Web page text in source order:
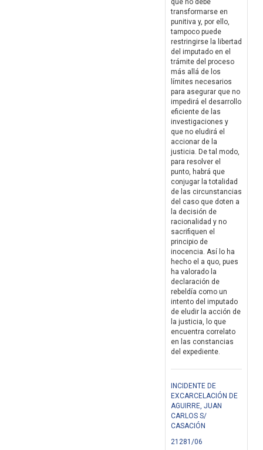
que no debe
transformarse en
punitiva y, por ello,
tampoco puede
restringirse la libertad
del imputado en el
trámite del proceso
más allá de los
límites necesarios
para asegurar que no
impedirá el desarrollo
eficiente de las
investigaciones y
que no eludirá el
accionar de la
justicia. De tal modo,
para resolver el
punto, habrá que
conjugar la totalidad
de las circunstancias
del caso que doten a
la decisión de
racionalidad y no
sacrifiquen el
principio de
inocencia. Así lo ha
hecho el a quo, pues
ha valorado la
declaración de
rebeldía como un
intento del imputado
de eludir la acción de
la justicia, lo que
encuentra correlato
en las constancias
del expediente.
INCIDENTE DE
EXCARCELACIÓN DE
AGUIRRE, JUAN
CARLOS S/
CASACIÓN
21281/06